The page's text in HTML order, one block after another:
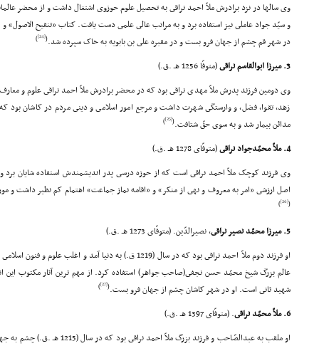
وى سالها در نزد برادرش ملاّ احمد نراقى به تحصیل علوم حوزوى اشتغال داشت و از محضر
و سیّد جواد عاملى نیز استفاده برد و به مراتب عالى علمى دست یافت. کتاب «تنقیح الاصول» و
در شهر قم چشم از جهان فرو بست و در مقبره على بن بابویه به خاک سپرده شد.(
[24]
)
3. میرزا ابوالقاسم نراقى
(متوفّا 1256 هـ .ق.)
وى دومین فرزند پدرش ملاّ مهدى نراقى بود که در محضر برادرش ملاّ احمد نراقى علوم و
زهد، تقوا، فضل، و وارستگى شهرت داشت و مرجع امور اسلامى و دینى مردم در کاشان بود
مدائن بیمار شد و به سوى حقّ شتافت.(
[25]
)
4. ملاّ محمّدجواد نراقى
(متوفّاى 1278 هـ .ق.)
وى فرزند کوچک ملاّ احمد نراقى است که از حوزه درسى پدر اندیشمندش استفاده شایان
اصل ارزشى «امر به معروف و نهى از منکر» و «اقامه نماز جماعت» اهتمام کم نظیر داشت و
(
[26]
)
5. میرزا محمّد نصیر نراقى
، نصیرالدّین. (متوفّاى 1273 هـ .ق.)
او فرزند دوم ملاّ احمد نراقى بود که در سال (1219 ق.) به دنیا
عالم بزرگ شیخ محمّد حسن نجفى(صاحب جواهر) استفاده کرد. از مهم ترین آثار مکتوب
شهید ثانى است. او در شهر کاشان چشم از جهان فرو بست.(
[27]
)
6. ملاّ محمّد نراقى
. (متوفّاى 1397 هـ .ق.)
او ملقب به عبدالصّاحب و فرزند بزرگ